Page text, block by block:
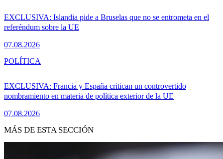
EXCLUSIVA: Islandia pide a Bruselas que no se entrometa en el
referéndum sobre la UE
07.08.2026
EXCLUSIVA: Francia y España critican un controvertido
nombramiento en materia de política exterior de la UE
07.08.2026
POLÍTICA
MÁS DE ESTA SECCIÓN